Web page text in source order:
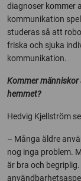
diagnoser kommer
kommunikation
studeras så att
friska och sjuka
kommunikation.
Kommer människor
hemmet?
Hedvig Kjellström
– Många äldre
nog inga problem.
är bra och begriplig.